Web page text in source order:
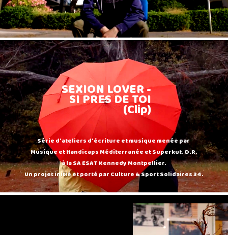
SEXION LOVER -
SI PRES DE TOI
(Clip)
Série d'ateliers d'écriture et musique menée par
Musique et Handicaps Méditerranée et Superkut. D.R.
à la SA ESAT Kennedy Montpellier.
Un projet initié et porté par Culture & Sport Solidaires 34.